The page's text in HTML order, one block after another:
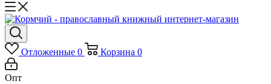
Отложенные 0 Корзина 0
Опт